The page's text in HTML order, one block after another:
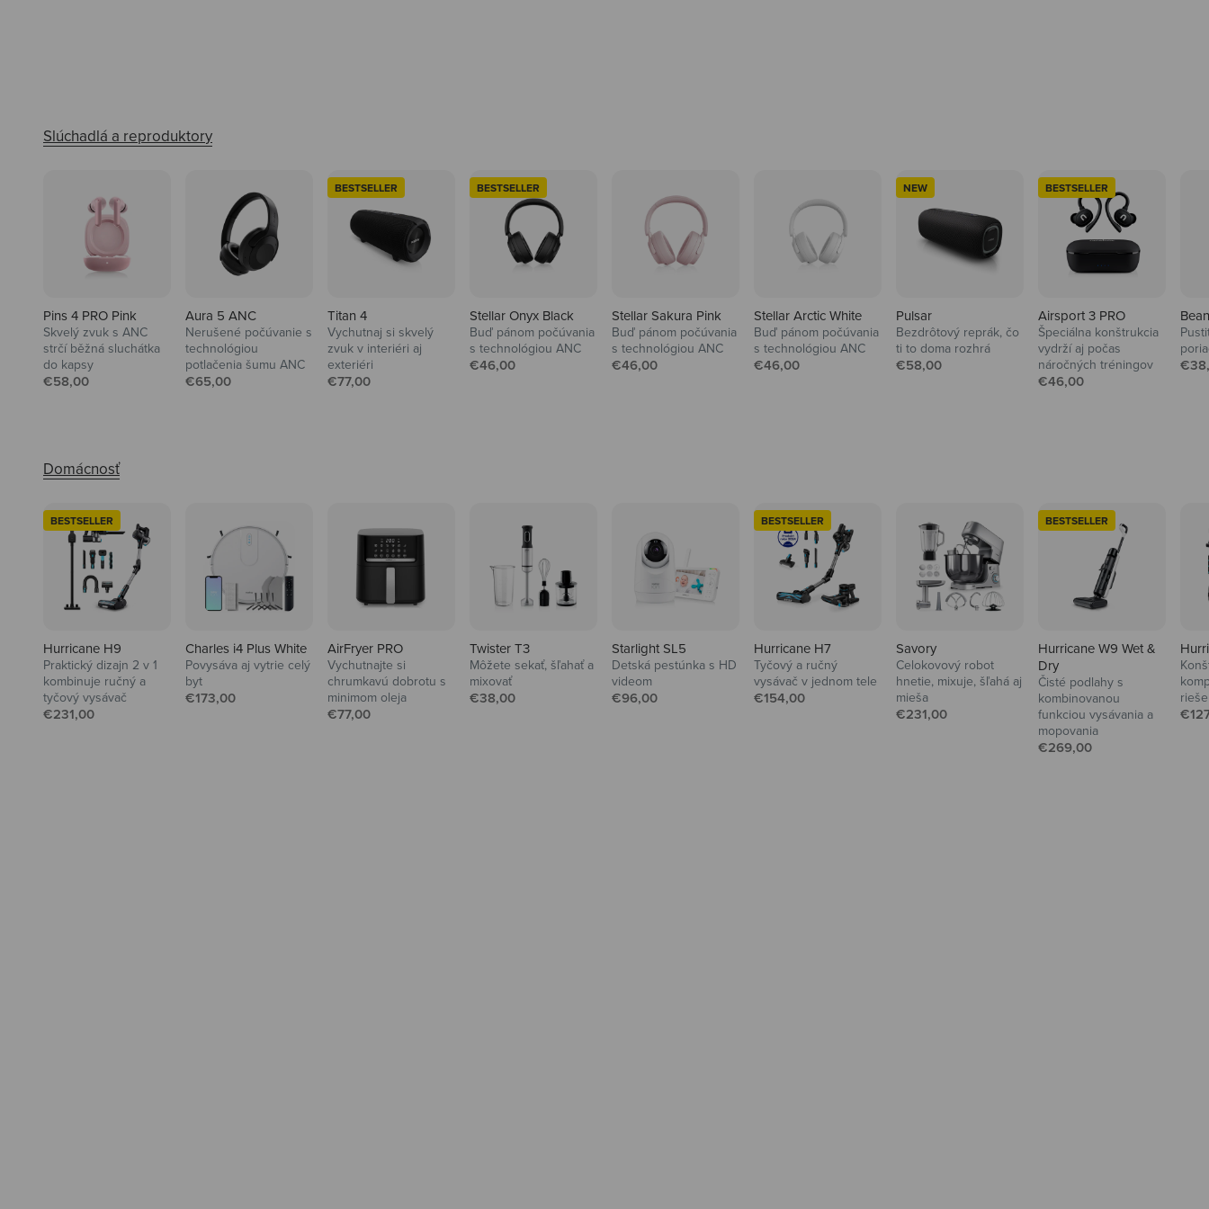
Pins 4 PRO Pink
Skvelý zvuk s ANC
strčí běžná sluchátka
do kapsy
Predajná cena
€58,00
Aura 5 ANC
Nerušené počúvanie s
technológiou
potlačenia šumu ANC
Predajná cena
€65,00
BESTSELLER
Titan 4
Vychutnaj si skvelý
zvuk v interiéri aj
exteriéri
Predajná cena
€77,00
BESTSELLER
Stellar Onyx Black
Buď pánom počúvania
s technológiou ANC
Predajná cena
€46,00
Stellar Sakura Pink
Buď pánom počúvania
s technológiou ANC
Predajná cena
€46,00
Stellar Arctic White
Buď pánom počúvania
s technológiou ANC
Predajná cena
€46,00
NEW
Pulsar
Bezdrôtový reprák, čo
ti to doma rozhrá
Predajná cena
€58,00
BESTSELLER
Airsport 3 PRO
Špeciálna konštrukcia
vydrží aj počas
náročných tréningov
Predajná cena
€46,00
BESTSELLER
Hurricane H9
Praktický dizajn 2 v 1
kombinuje ručný a
tyčový vysávač
Predajná cena
€231,00
Charles i4 Plus White
Povysáva aj vytrie celý
byt
Predajná cena
€173,00
AirFryer PRO
Vychutnajte si
chrumkavú dobrotu s
minimom oleja
Predajná cena
€77,00
Twister T3
Môžete sekať, šľahať a
mixovať
Predajná cena
€38,00
Starlight SL5
Detská pestúnka s HD
videom
Predajná cena
€96,00
BESTSELLER
Hurricane H7
Tyčový a ručný
vysávač v jednom tele
Predajná cena
€154,00
Savory
Celokovový robot
hnetie, mixuje, šľahá aj
mieša
Predajná cena
€231,00
BESTSELLER
Hurricane W9 Wet &
Dry
Čisté podlahy s
kombinovanou
funkciou vysávania a
mopovania
Predajná cena
€269,00
Audio